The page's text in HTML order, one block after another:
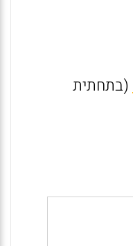
(בתחתית